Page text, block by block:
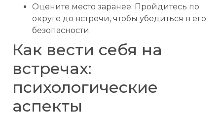
Оцените место заранее: Пройдитесь по
округе до встречи, чтобы убедиться в его
безопасности.
Как вести себя на
встречах:
психологические
аспекты